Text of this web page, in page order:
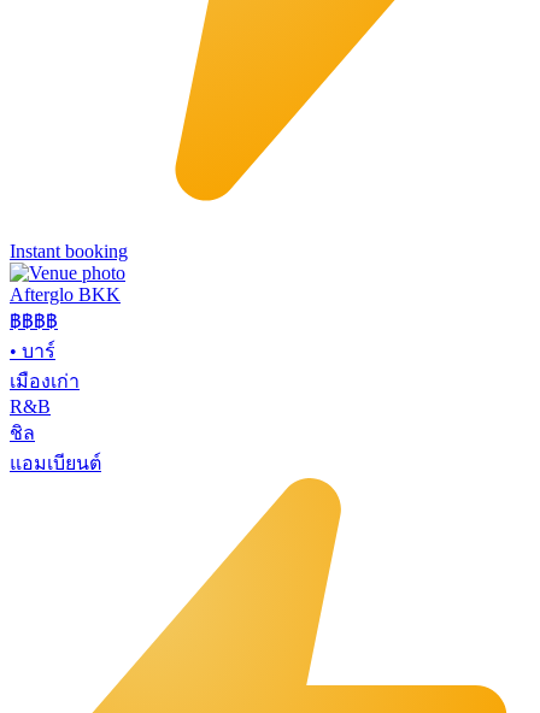
Instant booking
Afterglo BKK
฿฿฿฿
• บาร์
เมืองเก่า
R&B
ชิล
แอมเบียนต์